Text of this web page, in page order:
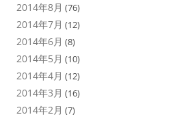
2014年8月 (76)
2014年7月 (12)
2014年6月 (8)
2014年5月 (10)
2014年4月 (12)
2014年3月 (16)
2014年2月 (7)